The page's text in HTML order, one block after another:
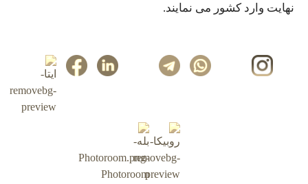
نهایت وارد کشور می نمایند.